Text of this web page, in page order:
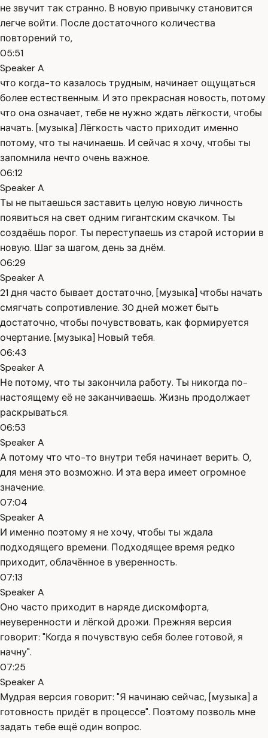
не звучит так странно. В новую привычку становится
легче войти. После достаточного количества
повторений то,
05:51
Speaker A
что когда-то казалось трудным, начинает ощущаться
более естественным. И это прекрасная новость, потому
что она означает, тебе не нужно ждать лёгкости, чтобы
начать. [музыка] Лёгкость часто приходит именно
потому, что ты начинаешь. И сейчас я хочу, чтобы ты
запомнила нечто очень важное.
06:12
Speaker A
Ты не пытаешься заставить целую новую личность
появиться на свет одним гигантским скачком. Ты
создаёшь порог. Ты переступаешь из старой истории в
новую. Шаг за шагом, день за днём.
06:29
Speaker A
21 дня часто бывает достаточно, [музыка] чтобы начать
смягчать сопротивление. 30 дней может быть
достаточно, чтобы почувствовать, как формируется
очертание. [музыка] Новый тебя.
06:43
Speaker A
Не потому, что ты закончила работу. Ты никогда по-
настоящему её не заканчиваешь. Жизнь продолжает
раскрываться.
06:53
Speaker A
А потому что что-то внутри тебя начинает верить. О,
для меня это возможно. И эта вера имеет огромное
значение.
07:04
Speaker A
И именно поэтому я не хочу, чтобы ты ждала
подходящего времени. Подходящее время редко
приходит, облачённое в уверенность.
07:13
Speaker A
Оно часто приходит в наряде дискомфорта,
неуверенности и лёгкой дрожи. Прежняя версия
говорит: "Когда я почувствую себя более готовой, я
начну".
07:25
Speaker A
Мудрая версия говорит: "Я начинаю сейчас, [музыка] а
готовность придёт в процессе". Поэтому позволь мне
задать тебе ещё один вопрос.